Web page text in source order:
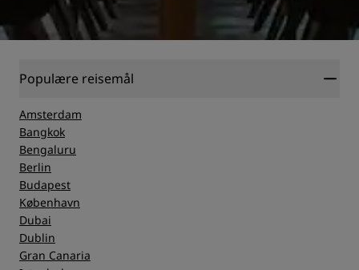
Populære reisemål
Amsterdam
Bangkok
Bengaluru
Berlin
Budapest
København
Dubai
Dublin
Gran Canaria